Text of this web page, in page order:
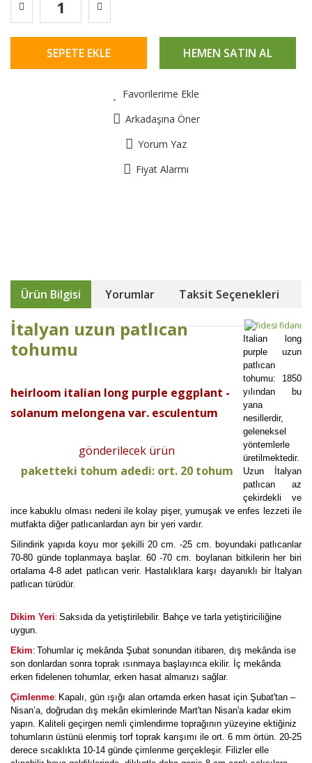
SEPETE EKLE HEMEN SATIN AL
Favorilerime Ekle
Arkadaşına Öner
Yorum Yaz
Fiyat Alarmı
Ürün Bilgisi Yorumlar Taksit Seçenekleri
İtalyan uzun patlıcan
tohumu
heirloom italian long purple eggplant -
solanum melongena var. esculentum
gönderilecek ürün
paketteki tohum adedi: ort. 20 tohum
Italian long
purple uzun
patlıcan
tohumu: 1850
yılından bu
yana
nesillerdir,
geleneksel
yöntemlerle
üretilmektedir.
Uzun İtalyan
patlıcan az
çekirdekli ve
ince kabuklu olması nedeni ile kolay pişer, yumuşak ve enfes lezzeti ile
mutfakta diğer patlıcanlardan ayrı bir yeri vardır.
Silindirik yapıda koyu mor şekilli 20 cm. -25 cm. boyundaki patlıcanlar
70-80 günde toplanmaya başlar. 60 -70 cm. boylanan bitkilerin her biri
ortalama 4-8 adet patlıcan verir. Hastalıklara karşı dayanıklı bir İtalyan
patlıcan türüdür.
Dikim Yeri: Saksıda da yetiştirilebilir. Bahçe ve tarla yetiştiriciliğine
uygun.
Ekim: Tohumlar iç mekânda Şubat sonundan itibaren, dış mekânda ise
son donlardan sonra toprak ısınmaya başlayınca ekilir. İç mekânda
erken fidelenen tohumlar, erken hasat almanızı sağlar.
Çimlenme: Kapalı, gün ışığı alan ortamda erken hasat için Şubat'tan –
Nisan’a, doğrudan dış mekân ekimlerinde Mart'tan Nisan'a kadar ekim
yapın. Kaliteli geçirgen nemli çimlendirme toprağının yüzeyine ektiğiniz
tohumların üstünü elenmiş torf toprak karışımı ile ort. 6 mm örtün. 20-25
derece sıcaklıkta 10-14 günde çimlenme gerçekleşir. Filizler elle